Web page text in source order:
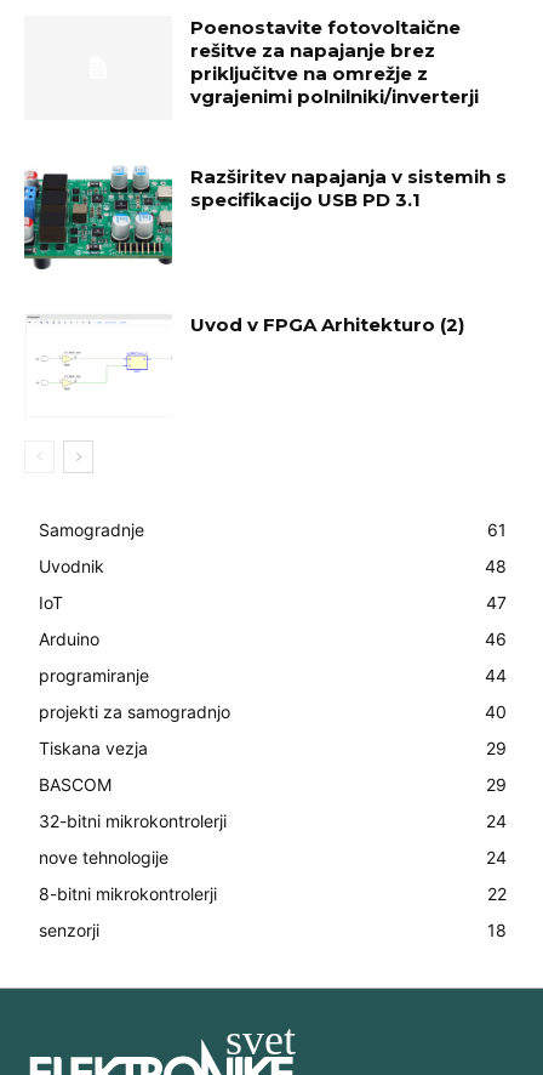
Poenostavite fotovoltaične
rešitve za napajanje brez
priključitve na omrežje z
vgrajenimi polnilniki/inverterji
Razširitev napajanja v sistemih s
specifikacijo USB PD 3.1
Uvod v FPGA Arhitekturo (2)
Samogradnje
61
Uvodnik
48
IoT
47
Arduino
46
programiranje
44
projekti za samogradnjo
40
Tiskana vezja
29
BASCOM
29
32-bitni mikrokontrolerji
24
nove tehnologije
24
8-bitni mikrokontrolerji
22
senzorji
18